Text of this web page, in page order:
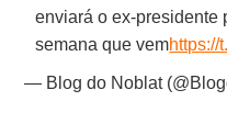
enviará o ex-presidente
semana que vemhttps://
— Blog do Noblat